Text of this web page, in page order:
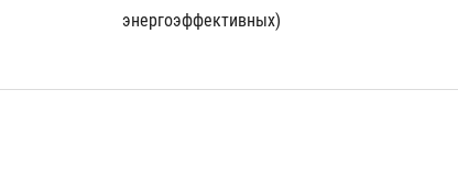
энергоэффективных)